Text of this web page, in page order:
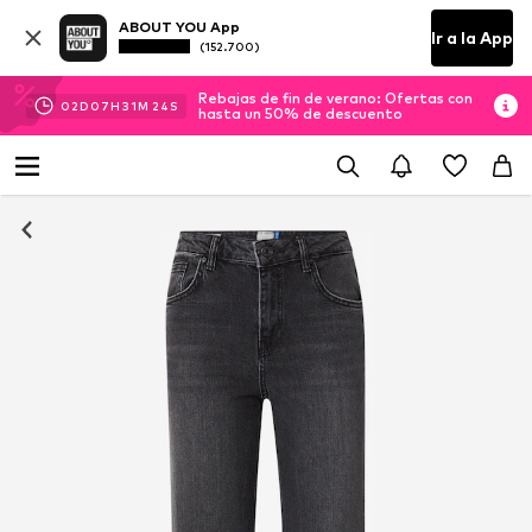
ABOUT YOU App
(152.700) Ir a la App
02D 07H 31M 24 S
Rebajas de fin de verano: Ofertas con
hasta un 50% de descuento